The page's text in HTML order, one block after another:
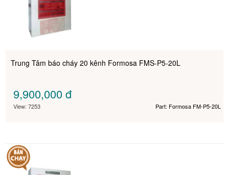
Trung Tâm báo cháy 20 kênh Formosa FMS-P5-20L
9,900,000đ
View: 7253 Part: Formosa FM-P5-20L